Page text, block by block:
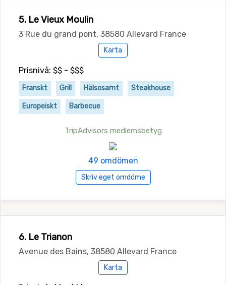
5. Le Vieux Moulin
3 Rue du grand pont, 38580 Allevard France
Karta
Prisnivå: $$ - $$$
Franskt Grill Hälsosamt Steakhouse
Europeiskt Barbecue
TripAdvisors medlemsbetyg
49 omdömen
Skriv eget omdöme
6. Le Trianon
Avenue des Bains, 38580 Allevard France
Karta